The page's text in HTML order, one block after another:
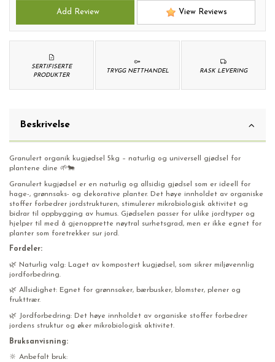
Add Review View Reviews
RASK LEVERING
TRYGG NETTHANDEL
SERTIFISERTE
PRODUKTER
Beskrivelse
Granulert organik kugjødsel 5kg – naturlig og universell gjødsel for
plantene dine 🌱🐄
Granulert kugjødsel er en naturlig og allsidig gjødsel som er ideell for
hage-, grønnsaks- og dekorative planter. Det høye innholdet av organiske
stoffer forbedrer jordstrukturen, stimulerer mikrobiologisk aktivitet og
bidrar til oppbygging av humus. Gjødselen passer for ulike jordtyper og
hjelper til med å gjenopprette nøytral surhetsgrad, men er ikke egnet for
planter som foretrekker sur jord.
Fordeler:
🌿 Naturlig valg: Laget av kompostert kugjødsel, som sikrer miljøvennlig
jordforbedring.
🌿 Allsidighet: Egnet for grønnsaker, bærbusker, blomster, plener og
frukttrær.
🌿 Jordforbedring: Det høye innholdet av organiske stoffer forbedrer
jordens struktur og øker mikrobiologisk aktivitet.
Bruksanvisning:
🔆 Anbefalt bruk: